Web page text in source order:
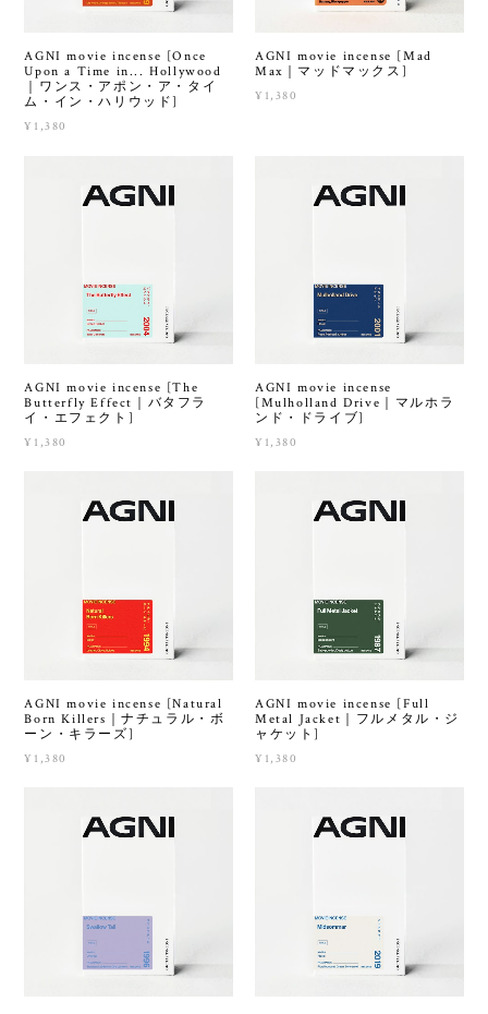
AGNI movie incense [Once
Upon a Time in... Hollywood
｜ワンス・アポン・ア・タイ
ム・イン・ハリウッド]
¥1,380
AGNI movie incense [Mad
Max｜マッドマックス]
¥1,380
AGNI movie incense [The
Butterfly Effect｜バタフラ
イ・エフェクト]
¥1,380
AGNI movie incense
[Mulholland Drive｜マルホラ
ンド・ドライブ]
¥1,380
AGNI movie incense [Natural
Born Killers｜ナチュラル・ボ
ーン・キラーズ]
¥1,380
AGNI movie incense [Full
Metal Jacket｜フルメタル・ジ
ャケット]
¥1,380